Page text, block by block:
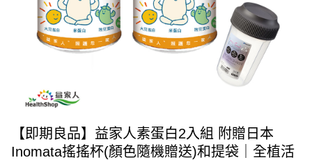
【即期良品】益家人素蛋白2入組 附贈日本
Inomata搖搖杯(顏色隨機贈送)和提袋｜全植活